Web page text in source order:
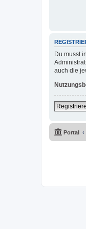
Du musst
auch die
Portal